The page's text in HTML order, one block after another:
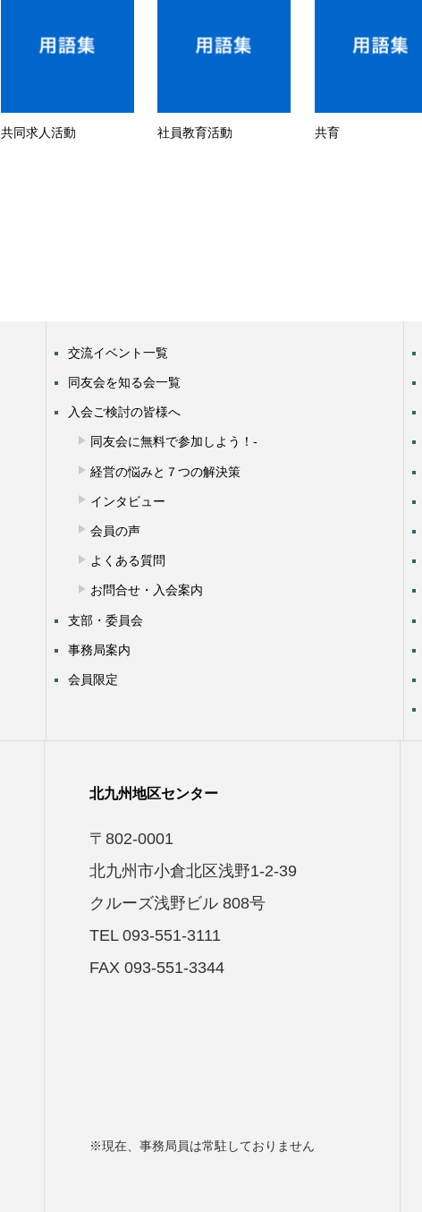
共同求人活動 社員教育活動 共育
交流イベント一覧
同友会を知る会一覧
入会ご検討の皆様へ
同友会に無料で参加しよう！-
経営の悩みと７つの解決策
インタビュー
会員の声
よくある質問
お問合せ・入会案内
支部・委員会
事務局案内
会員限定
北九州地区センター
〒802-0001
北九州市小倉北区浅野1-2-39
クルーズ浅野ビル 808号
TEL 093-551-3111
FAX 093-551-3344
※現在、事務局員は常駐しておりません